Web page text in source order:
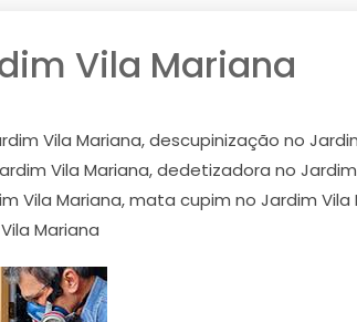
Vila Mariana
Vila Mariana, descupinização no
Vila Mariana, dedetizadora no
Mariana, mata cupim no Jardim Vila
Mariana